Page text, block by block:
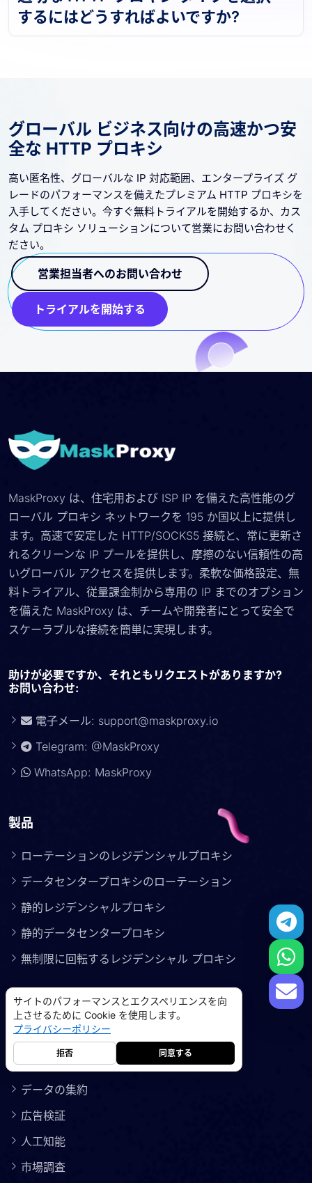
するにはどうすればよいですか?
グローバル ビジネス向けの高速かつ安
全な HTTP プロキシ
高い匿名性、グローバルな IP 対応範囲、エンタープライズ グ
レードのパフォーマンスを備えたプレミアム HTTP プロキシを
入手してください。今すぐ無料トライアルを開始するか、カス
タム プロキシ ソリューションについて営業にお問い合わせく
ださい。
営業担当者へのお問い合わせ
トライアルを開始する
MaskProxy は、住宅用および ISP IP を備えた高性能のグ
ローバル プロキシ ネットワークを 195 か国以上に提供し
ます。高速で安定した HTTP/SOCKS5 接続と、常に更新さ
れるクリーンな IP プールを提供し、摩擦のない信頼性の高
いグローバル アクセスを提供します。柔軟な価格設定、無
料トライアル、従量課金制から専用の IP までのオプション
を備えた MaskProxy は、チームや開発者にとって安全で
スケーラブルな接続を簡単に実現します。
助けが必要ですか、それともリクエストがありますか?
お問い合わせ:
電子メール:
support@maskproxy.io
Telegram: @MaskProxy
WhatsApp: MaskProxy
製品
ローテーションのレジデンシャルプロキシ
データセンタープロキシのローテーション
静的レジデンシャルプロキシ
静的データセンタープロキシ
無制限に回転するレジデンシャル プロキシ
使用例
ソーシャルメディア
Eコマース
データの集約
広告検証
人工知能
市場調査
サイトのパフォーマンスとエクスペリエンスを向
上させるために Cookie を使用します。
プライバシーポリシー
拒否 同意する
レジデンシャルプロキシ
データセンタープロキシ